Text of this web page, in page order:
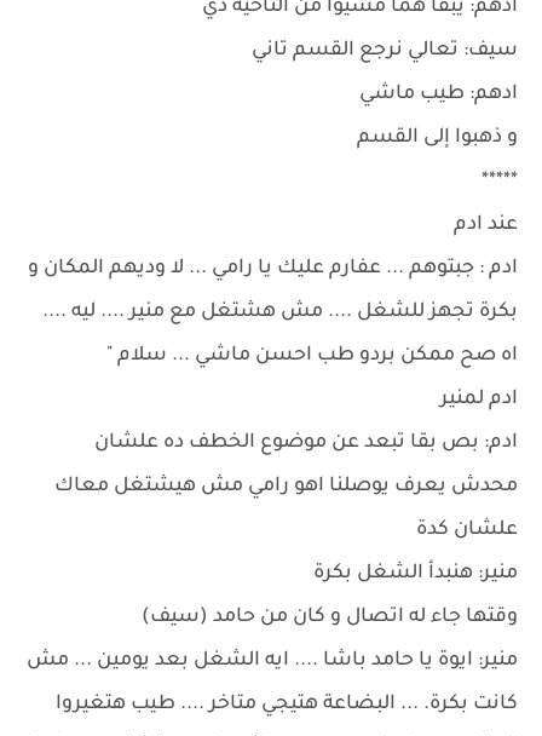
ادهم: يبقا هما مشيوا من الناحية دي
سيف: تعالي نرجع القسم تاني
ادهم: طيب ماشي
و ذهبوا إلى القسم
*****
عند ادم
ادم : جبتوهم ... عفارم عليك يا رامي ... لا وديهم المكان و
بكرة تجهز للشغل .... مش هشتغل مع منير .... ليه ....
اه صح ممكن بردو طب احسن ماشي ... سلام "
ادم لمنير
ادم: بص بقا تبعد عن موضوع الخطف ده علشان
محدش يعرف يوصلنا اهو رامي مش هيشتغل معاك
علشان كدة
منير: هنبدأ الشغل بكرة
وقتها جاء له اتصال و كان من حامد (سيف)
منير: ايوة يا حامد باشا .... ايه الشغل بعد يومين ... مش
كانت بكرة. ... البضاعة هتيجي متاخر .... طيب هتغيروا